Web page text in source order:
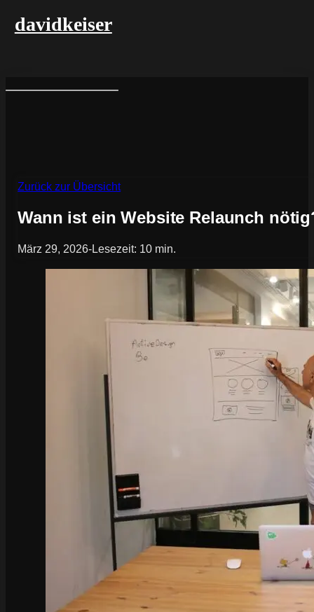
davidkeiser
Zurück zur Übersicht
Wann ist ein Website Relaunch
März 29, 2026-Lesezeit: 10 min.